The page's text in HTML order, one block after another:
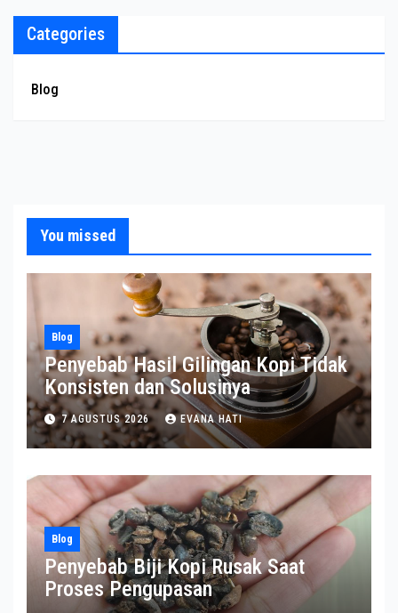
Categories
Blog
You missed
Blog
Penyebab Hasil Gilingan Kopi Tidak
Konsisten dan Solusinya
7 AGUSTUS 2026 EVANA HATI
Blog
Penyebab Biji Kopi Rusak Saat
Proses Pengupasan